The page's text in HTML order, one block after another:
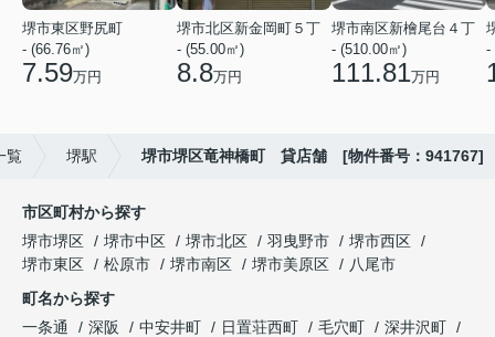
堺市東区野尻町
- (66.76㎡)
7.59万円
堺市北区新金岡町５丁
- (55.00㎡)
8.8万円
堺市南区新檜尾台４丁
- (510.00㎡)
111.81万円
-
覧 堺駅 堺市堺区竜神橋町 貸店舗 [物件番号：941767]
市区町村から探す
堺市堺区
堺市中区 堺市北区 羽曳野市
堺市西区
堺市東区
松原市 堺市南区 堺市美原区
八尾市
町名から探す
一条通
深阪 中安井町 日置荘西町 毛穴町
深井沢町